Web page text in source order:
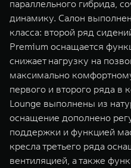
параллельного гибрида,
динамику. Салон
класса: второй ряд
Premium оснащается
снижает нагрузку на
максимально
первого и второго ряда в
Lounge выполнены из
оснащение дополнено
поддержки и функцией
кресла третьего ряда
вентиляцией, а также